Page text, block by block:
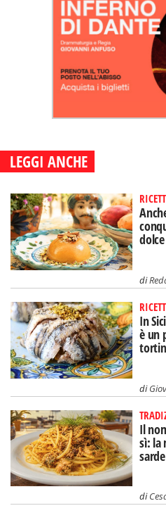
LEGGI ANCHE
di
In
è un
di
Il
sì: la
di